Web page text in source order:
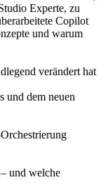
Experte, zu
Copilot
und warum
verändert hat
und dem neuen
und welche